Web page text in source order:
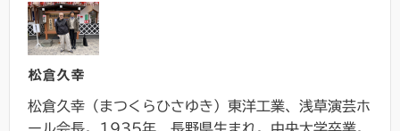
松倉久幸
松倉久幸（まつくらひさゆき）東洋工業、浅草演芸ホ